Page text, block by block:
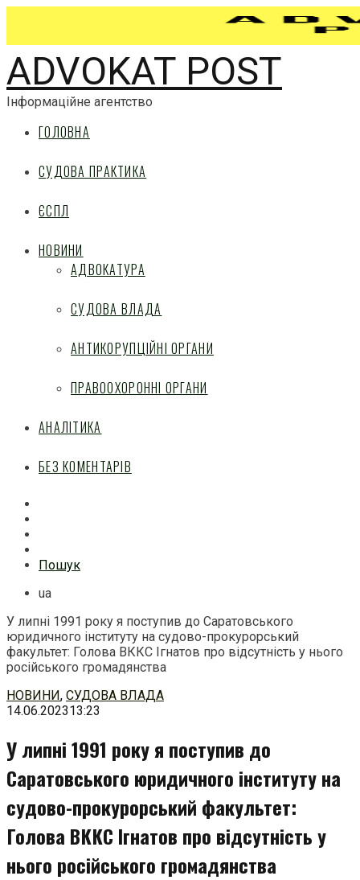
ADVOKAT POST
Інформаційне агентство
ГОЛОВНА
СУДОВА ПРАКТИКА
ЄСПЛ
НОВИНИ
АДВОКАТУРА
СУДОВА ВЛАДА
АНТИКОРУПЦІЙНІ ОРГАНИ
ПРАВООХОРОННІ ОРГАНИ
АНАЛІТИКА
БЕЗ КОМЕНТАРІВ
Пошук
ua
У липні 1991 року я поступив до Саратовського
юридичного інституту на судово-прокурорський
факультет: Голова ВККС Ігнатов про відсутність у нього
російського громадянства
Перейти
до
НОВИНИ, СУДОВА ВЛАДА
14.06.202313:23
У липні 1991 року я поступив до
Саратовського юридичного інституту на
судово-прокурорський факультет:
Голова ВККС Ігнатов про відсутність у
нього російського громадянства